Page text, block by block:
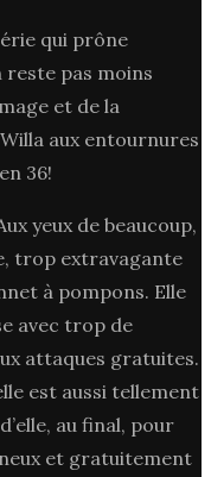
qui prône
reste pas moins
et de la
aux entournures
36!
yeux de beaucoup,
trop extravagante
à pompons. Elle
avec trop de
attaques gratuites.
est aussi tellement
au final, pour
et gratuitement